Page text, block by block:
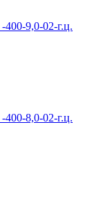
9,0-02-г.ц.
8,0-02-г.ц.